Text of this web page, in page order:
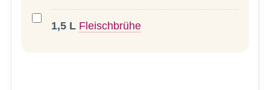
1,5 L Fleischbrühe